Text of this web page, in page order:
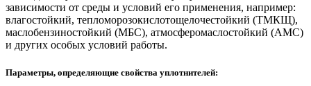
зависимости от среды и условий его применения, например:
влагостойкий, тепломорозокислотощелочестойкий (ТМКЩ),
маслобензиностойкий (МБС), атмосферомаслостойкий (АМС)
и других особых условий работы.
Параметры, определяющие свойства уплотнителей: